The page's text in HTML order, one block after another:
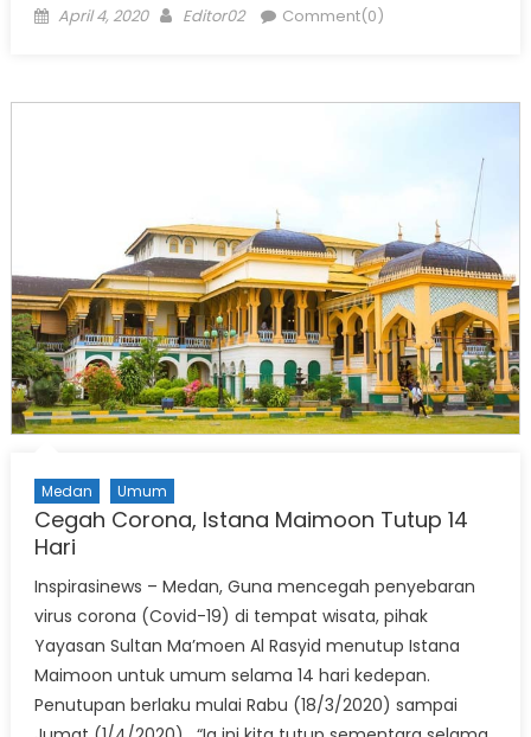
Posted
April 4, 2020 Author
Editor02 Comment(0)
Medan Umum
Cegah Corona, Istana Maimoon Tutup 14
Hari
Inspirasinews – Medan, Guna mencegah penyebaran
virus corona (Covid-19) di tempat wisata, pihak
Yayasan Sultan Ma’moen Al Rasyid menutup Istana
Maimoon untuk umum selama 14 hari kedepan.
Penutupan berlaku mulai Rabu (18/3/2020) sampai